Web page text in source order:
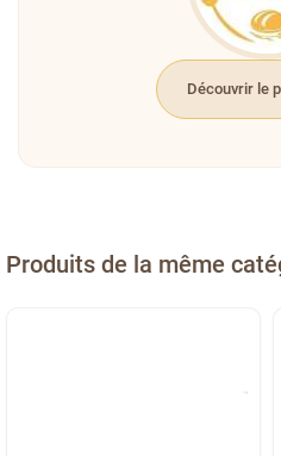
Découvrir le
Produits de la même